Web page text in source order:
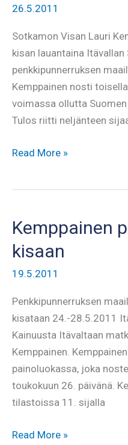
26.5.2011
Sotkamon Visan Lauri
kisan lauantaina
penkkipunnerruksen
Kemppainen nosti
voimassa ollutta
Tulos riitti neljänteen
Kemppainen
MM-
lavalla!
Read More »
Kemppainen
kisaan
19.5.2011
Penkkipunnerruksen
kisataan 24.-28.5.2011
Kainuusta Itävaltaan
Kemppainen.
painoluokassa, joka
toukokuun 26. päivänä.
tilastoissa 11. sijalla
Kemppainen
Read More »